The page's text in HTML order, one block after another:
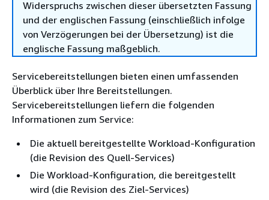
Widerspruchs zwischen dieser übersetzten Fassung
und der englischen Fassung (einschließlich infolge
von Verzögerungen bei der Übersetzung) ist die
englische Fassung maßgeblich.
Servicebereitstellungen bieten einen umfassenden
Überblick über Ihre Bereitstellungen.
Servicebereitstellungen liefern die folgenden
Informationen zum Service:
Die aktuell bereitgestellte Workload-Konfiguration
(die Revision des Quell-Services)
Die Workload-Konfiguration, die bereitgestellt
wird (die Revision des Ziel-Services)